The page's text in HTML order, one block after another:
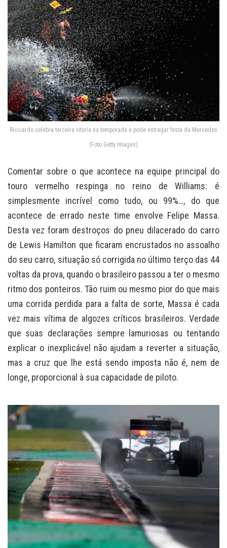
Ricciardo celebra terceira vitoria na temporada e pode estragar festa da Mercedes
(Foto Getty Images)
Comentar sobre o que acontece na equipe principal do
touro vermelho respinga no reino de Williams: é
simplesmente incrível como tudo, ou 99%…, do que
acontece de errado neste time envolve Felipe Massa.
Desta vez foram destroços do pneu dilacerado do carro
de Lewis Hamilton que ficaram encrustados no assoalho
do seu carro, situação só corrigida no último terço das 44
voltas da prova, quando o brasileiro passou a ter o mesmo
ritmo dos ponteiros. Tão ruim ou mesmo pior do que mais
uma corrida perdida para a falta de sorte, Massa é cada
vez mais vítima de algozes críticos brasileiros. Verdade
que suas declarações sempre lamuriosas ou tentando
explicar o inexplicável não ajudam a reverter a situação,
mas a cruz que lhe está sendo imposta não é, nem de
longe, proporcional à sua capacidade de piloto.